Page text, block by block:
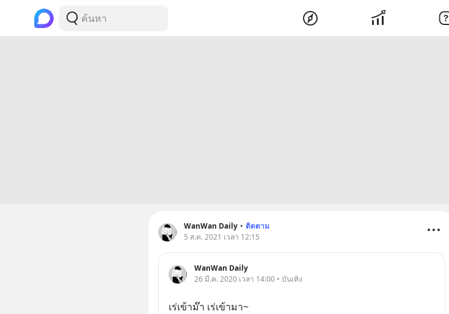
WanWan Daily • ติดตาม
5 ส.ค. 2021 เวลา 12:15
WanWan Daily
26 มี.ค. 2020 เวลา 14:00 • บันเทิง
เร่เข้าม๊า เร่เข้ามา~